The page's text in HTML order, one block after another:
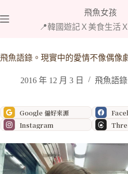
至
內
飛魚女孩
📍韓國遊記Ｘ美食生活
飛魚語錄。現實中的愛情不像偶像
2016 年 12 月 3 日 飛魚語錄
Google 偏好來源
Instagram